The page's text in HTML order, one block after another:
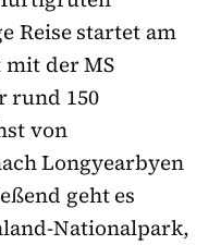
Reise startet am
mit der MS
rund 150
von
Longyearbyen
geht es
Nationalpark,